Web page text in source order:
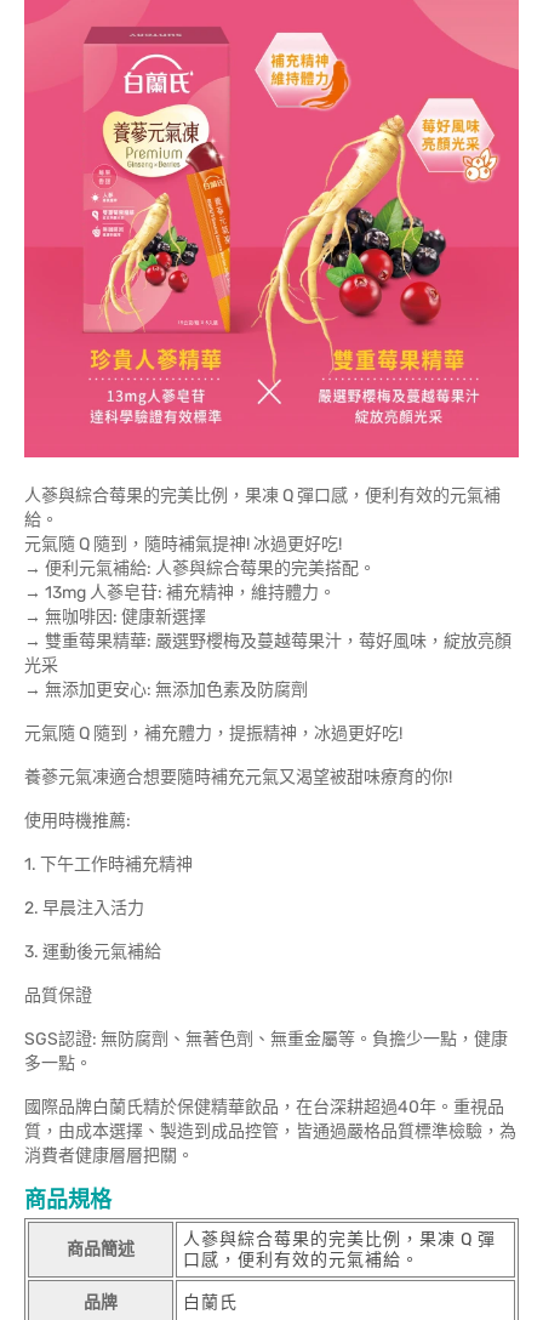
人蔘與綜合莓果的完美比例，果凍 Q 彈口感，便利有效的元氣補
給。
元氣隨 Q 隨到，隨時補氣提神! 冰過更好吃!
→ 便利元氣補給: 人蔘與綜合莓果的完美搭配。
→ 13mg 人蔘皂苷: 補充精神，維持體力。
→ 無咖啡因: 健康新選擇
→ 雙重莓果精華: 嚴選野櫻梅及蔓越莓果汁，莓好風味，綻放亮顏
光采
→ 無添加更安心: 無添加色素及防腐劑
元氣隨 Q 隨到，補充體力，提振精神，冰過更好吃!
養蔘元氣凍適合想要隨時補充元氣又渴望被甜味療育的你!
使用時機推薦:
1. 下午工作時補充精神
2. 早晨注入活力
3. 運動後元氣補給
品質保證
SGS認證: 無防腐劑、無著色劑、無重金屬等。負擔少一點，健康
多一點。
國際品牌白蘭氏精於保健精華飲品，在台深耕超過40年。重視品
質，由成本選擇、製造到成品控管，皆通過嚴格品質標準檢驗，為
消費者健康層層把關。
商品規格
商品簡述
人蔘與綜合莓果的完美比例，果凍 Q 彈
口感，便利有效的元氣補給。
品牌 白蘭氏